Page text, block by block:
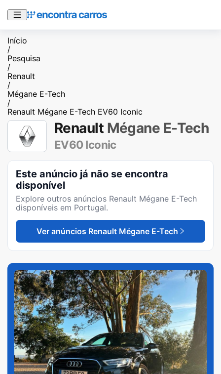
Início
/
Pesquisa
/
Renault
/
Mégane E-Tech
/
Renault Mégane E-Tech EV60 Iconic
Renault Mégane E-Tech
EV60 Iconic
Este anúncio já não se encontra
disponível
Explore outros anúncios Renault Mégane E-Tech
disponíveis em Portugal.
Ver anúncios Renault Mégane E-Tech